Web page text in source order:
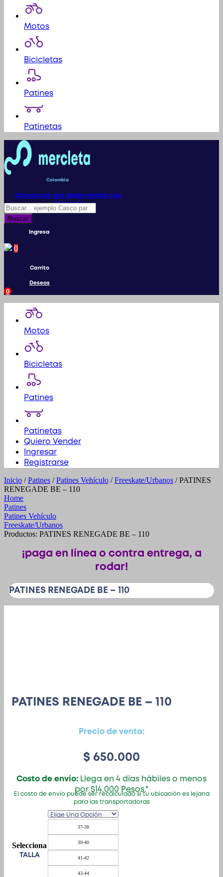
Motos
Bicicletas
Patines
Patinetas
Colombia
Conoce por qué debes vender con
Mercleta
Búsqueda
de
productos
Buscar
Ingresa
0
Carrito
Deseos
0
Motos
Bicicletas
Patines
Patinetas
Quiero Vender
Ingresar
Registrarse
Inicio /Patines /Patines Vehículo /Freeskate/Urbanos / PATINES
RENEGADE BE – 110
Home
Patines
Patines Vehículo
Freeskate/Urbanos
Productos: PATINES RENEGADE BE – 110
¡paga en línea o contra entrega, a
rodar!
PATINES RENEGADE BE – 110
PATINES RENEGADE BE – 110
Precio de venta:
$ 650.000
Costo de envío: Llega en 4 días hábiles o menos
por $14.000 Pesos.*
El costo de envío puede ser recalculado si tu ubicación es lejana
para las transportadoras
TALLA
37-38
39-40
41-42
43-44